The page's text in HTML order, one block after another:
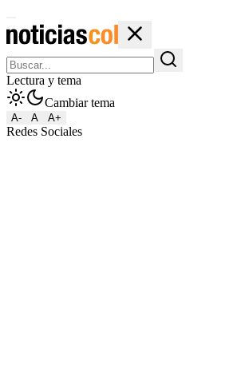
Lectura y tema
Cambiar tema
A- A A+
Redes Sociales